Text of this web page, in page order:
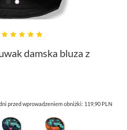
damska bluza z
przed wprowadzeniem obniżki: 119,90 PLN